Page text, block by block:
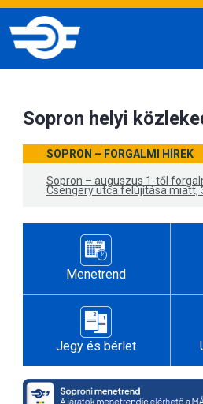
Sopron helyi
SOPRON – FORGALMI HÍREK
Sopron – auguszus 1-től
Csengery utca felújítása miatt,
Menetrend
Jegy és bérlet